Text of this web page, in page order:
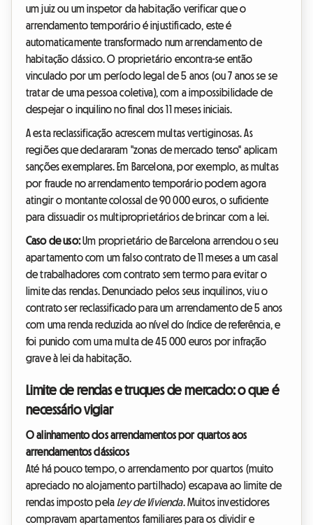
um juiz ou um inspetor da habitação verificar que o
arrendamento temporário é injustificado, este é
automaticamente transformado num arrendamento de
habitação clássico. O proprietário encontra-se então
vinculado por um período legal de 5 anos (ou 7 anos se se
tratar de uma pessoa coletiva), com a impossibilidade de
despejar o inquilino no final dos 11 meses iniciais.
A esta reclassificação acrescem multas vertiginosas. As
regiões que declararam "zonas de mercado tenso" aplicam
sanções exemplares. Em Barcelona, por exemplo, as multas
por fraude no arrendamento temporário podem agora
atingir o montante colossal de 90 000 euros, o suficiente
para dissuadir os multiproprietários de brincar com a lei.
Caso de uso:Um proprietário de Barcelona arrendou o seu
apartamento com um falso contrato de 11 meses a um casal
de trabalhadores com contrato sem termo para evitar o
limite das rendas. Denunciado pelos seus inquilinos, viu o
contrato ser reclassificado para um arrendamento de 5 anos
com uma renda reduzida ao nível do índice de referência, e
foi punido com uma multa de 45 000 euros por infração
grave à lei da habitação.
Limite de rendas e truques de mercado: o que é
necessário vigiar
O alinhamento dos arrendamentos por quartos aos
arrendamentos clássicos
Até há pouco tempo, o arrendamento por quartos (muito
apreciado no alojamento partilhado) escapava ao limite de
rendas imposto pela Ley de Vivienda. Muitos investidores
compravam apartamentos familiares para os dividir e